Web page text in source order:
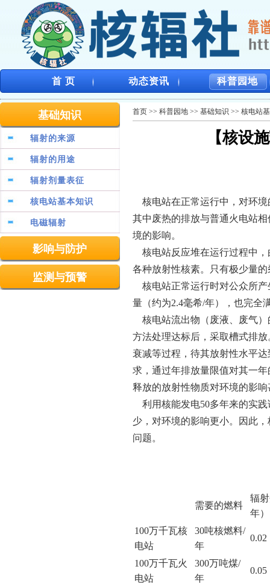
首 页 动态资讯 科普园地
基础知识
辐射的来源
辐射的用途
辐射剂量表征
核电站基本知识
电磁辐射
影响与防护
监测与预警
首页 >> 科普园地 >> 基础知识 >> 核电站
【核设
核电站在正常运行中，对环境
其中废热的排放与普通火电站
境的影响。
核电站反应堆在运行过程中，
各种放射性核素。只有极少量
核电站正常运行时对公众所产
量（约为2.4毫希/年），也完全
核电站流出物（废液、废气）
方法处理达标后，采取槽式排
衰减等过程，待其放射性水平
求，通过年排放量限值对其一
释放的放射性物质对环境的影
利用核能发电50多年来的实践
少，对环境的影响更小。因此
问题。
需要的燃料
辐
年）
100万千瓦核
电站
30吨核燃料/
年
0.02
100万千瓦火
电站
300万吨煤/
年
0.05